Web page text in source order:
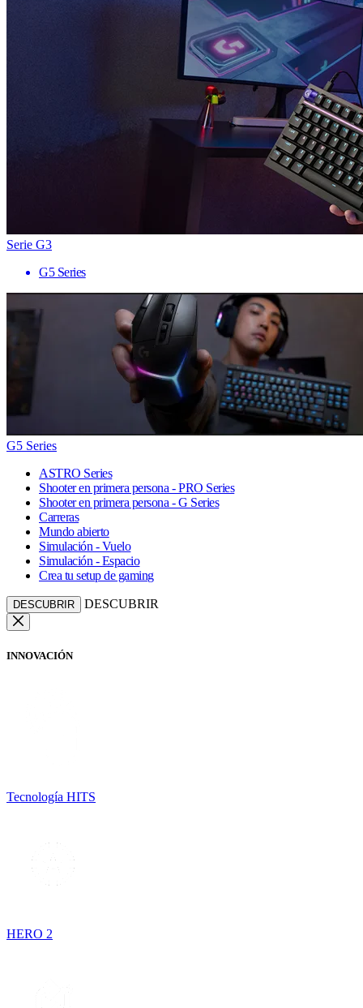
Serie G3
G5 Series
G5 Series
ASTRO Series
Shooter en primera persona - PRO Series
Shooter en primera persona - G Series
Carreras
Mundo abierto
Simulación - Vuelo
Simulación - Espacio
Crea tu setup de gaming
DESCUBRIR DESCUBRIR
INNOVACIÓN
Tecnología HITS
HERO 2